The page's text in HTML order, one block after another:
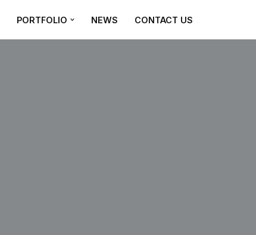
PORTFOLIO NEWS CONTACT US